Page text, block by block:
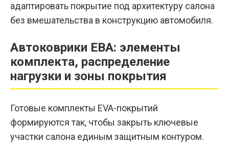
адаптировать покрытие под архитектуру салона
без вмешательства в конструкцию автомобиля.
Автоковрики ЕВА: элементы
комплекта, распределение
нагрузки и зоны покрытия
Готовые комплекты EVA-покрытий
формируются так, чтобы закрыть ключевые
участки салона единым защитным контуром.